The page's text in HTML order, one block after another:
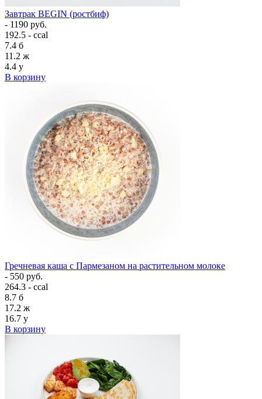
Завтрак BEGIN (ростбиф)
- 1190 руб.
192.5 - ccal
7.4 б
11.2 ж
4.4 у
В корзину
Гречневая каша с Пармезаном на растительном молоке
- 550 руб.
264.3 - ccal
8.7 б
17.2 ж
16.7 у
В корзину